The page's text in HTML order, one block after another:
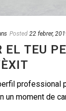
Posted 22 febrer,
EL TEU
professional
un moment de